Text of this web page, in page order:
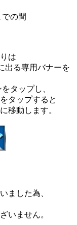
での間
は
出る専用バナーを
タップし、
タップすると
移動します。
ました為、
いません。